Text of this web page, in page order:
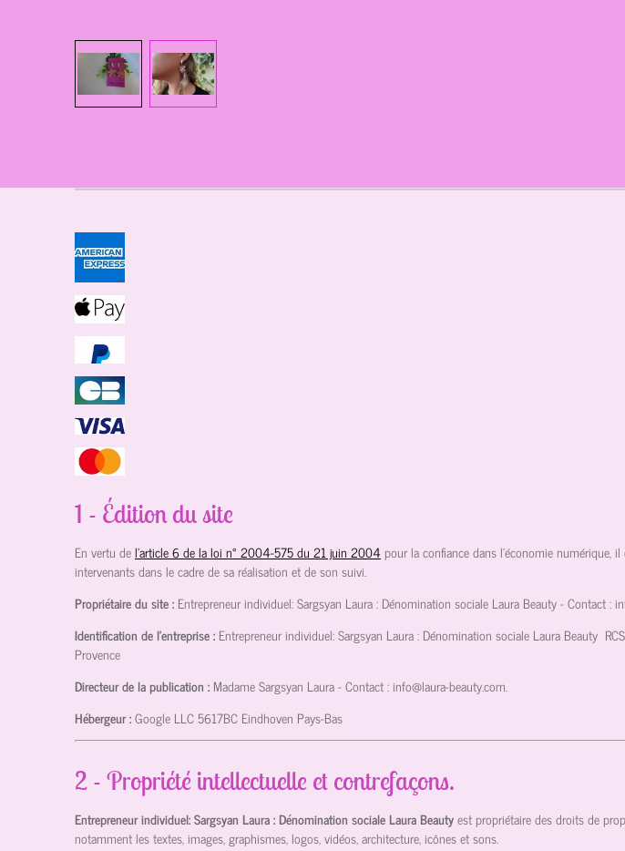
1 - Édition du site
En vertu del'article 6 de la loi n° 2004-575 du 21 juin 2004 pour la confiance dans l'économie numérique,
intervenants dans le cadre de sa réalisation et de son suivi.
Propriétaire du site : Entrepreneur individuel: Sargsyan Laura : Dénomination sociale Laura Beauty- Contact :
Identification de l'entreprise : Entrepreneur individuel: Sargsyan Laura : Dénomination sociale Laura Beauty
Provence
Directeur de la publication : Madame Sargsyan Laura- Contact : info@laura-beauty.com.
Hébergeur :Google LLC5617BC Eindhoven Pays-Bas
2 - Propriété intellectuelle et contrefaçons.
Entrepreneur individuel: Sargsyan Laura : Dénomination sociale Laura Beautyest propriétaire des droits de
notamment les textes, images, graphismes, logos, vidéos, architecture, icônes et sons.